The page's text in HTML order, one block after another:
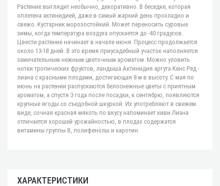
Растение выглядит необычно, декоративно. В беседке, которая
оплетена актинидией, даже в самый жаркий день прохладно и
свежо. Кустарник морозостойкий. Может переносить суровые
зимы, когда температура воздуха опускается до -40 градусов.
Цвести растение начинает в начале июня. Процесс продолжается
около 13-18 дней. В это время приусадебный участок наполняется
замечательным нежным цветочным ароматом. Можно уловить
нотки тропических фруктов, ландыша.Актинидия аргута Кенс Ред -
лиана с красными плодами, достигающая 8 м в высоту. С мая по
июнь на растении распускаются белоснежные цветы с приятным
ароматом, а спустя 3 года после посадки, к сентябрю, появляются
крупные ягоды со съедобной шкуркой. Их употребляют в свежем
виде, сочная красная мякоть по вкусу напоминает киви.Лиана
отличается хорошей урожайностью, в плодах содержатся
витамины группы В, полифенолы и каротин.
ХАРАКТЕРИСТИКИ